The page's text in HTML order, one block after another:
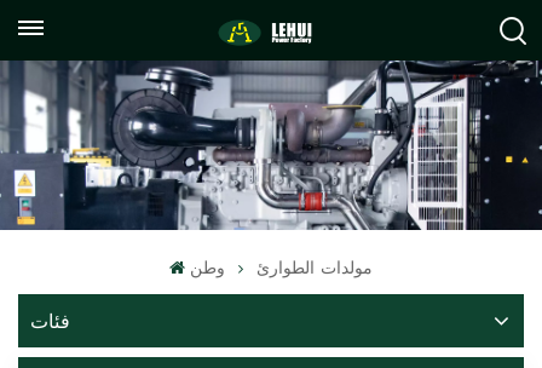
059122071372
info@lehuipowerfactory.com
وطن مولدات الطوارئ
فئات